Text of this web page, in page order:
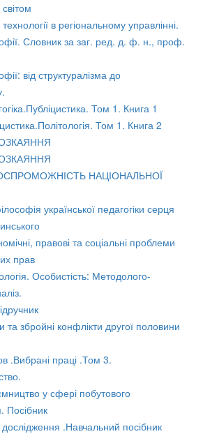
в регіональному управлінні.
Словник за заг. ред. д. ф. н., проф.
від структуралізма до
Том 1. Книга 1
Том 1. Книга 2
НАЦІОНАЛЬНОЇ
української педагогіки серця
правові та соціальні проблеми
прав
Особистість: Методолого-
та збройні конфлікти другої половини
.Вибрані праці .Том 3.
у сфері побутового
Посібник
.Навчальний посібник